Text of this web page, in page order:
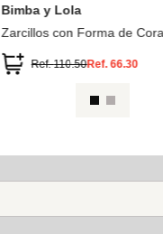
Bimba y Lola
Zarcillos con Forma de
Ref.110.50Ref.66.30